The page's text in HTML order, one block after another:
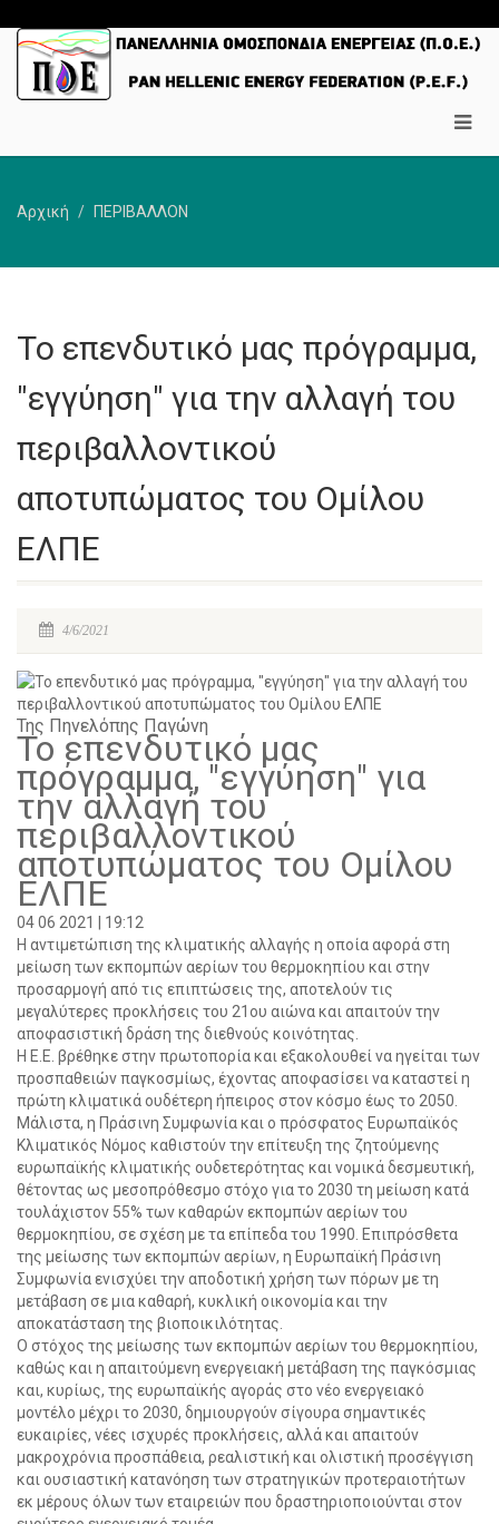
Αρχική ΠΕΡΙΒΑΛΛΟΝ
Το επενδυτικό μας πρόγραμμα,
"εγγύηση" για την αλλαγή του
περιβαλλοντικού
αποτυπώματος του Ομίλου
ΕΛΠΕ
4/6/2021
Της Πηνελόπης Παγώνη
Το επενδυτικό μας
πρόγραμμα, "εγγύηση" για
την αλλαγή του
περιβαλλοντικού
αποτυπώματος του Ομίλου
ΕΛΠΕ
04 06 2021 | 19:12
Η αντιμετώπιση της κλιματικής αλλαγής η οποία αφορά στη
μείωση των εκπομπών αερίων του θερμοκηπίου και στην
προσαρμογή από τις επιπτώσεις της, αποτελούν τις
μεγαλύτερες προκλήσεις του 21ου αιώνα και απαιτούν την
αποφασιστική δράση της διεθνούς κοινότητας.
Η Ε.Ε. βρέθηκε στην πρωτοπορία και εξακολουθεί να ηγείται των
προσπαθειών παγκοσμίως, έχοντας αποφασίσει να καταστεί η
πρώτη κλιματικά ουδέτερη ήπειρος στον κόσμο έως το 2050.
Μάλιστα, η Πράσινη Συμφωνία και ο πρόσφατος Ευρωπαϊκός
Κλιματικός Νόμος καθιστούν την επίτευξη της ζητούμενης
ευρωπαϊκής κλιματικής ουδετερότητας και νομικά δεσμευτική,
θέτοντας ως μεσοπρόθεσμο στόχο για το 2030 τη μείωση κατά
τουλάχιστον 55% των καθαρών εκπομπών αερίων του
θερμοκηπίου, σε σχέση με τα επίπεδα του 1990. Επιπρόσθετα
της μείωσης των εκπομπών αερίων, η Ευρωπαϊκή Πράσινη
Συμφωνία ενισχύει την αποδοτική χρήση των πόρων με τη
μετάβαση σε μια καθαρή, κυκλική οικονομία και την
αποκατάσταση της βιοποικιλότητας.
Ο στόχος της μείωσης των εκπομπών αερίων του θερμοκηπίου,
καθώς και η απαιτούμενη ενεργειακή μετάβαση της παγκόσμιας
και, κυρίως, της ευρωπαϊκής αγοράς στο νέο ενεργειακό
μοντέλο μέχρι το 2030, δημιουργούν σίγουρα σημαντικές
ευκαιρίες, νέες ισχυρές προκλήσεις, αλλά και απαιτούν
μακροχρόνια προσπάθεια, ρεαλιστική και ολιστική προσέγγιση
και ουσιαστική κατανόηση των στρατηγικών προτεραιοτήτων
εκ μέρους όλων των εταιρειών που δραστηριοποιούνται στον